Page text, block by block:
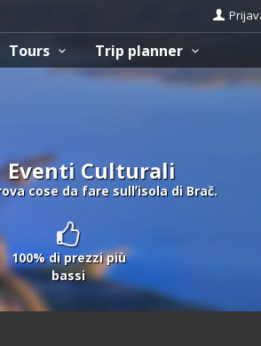
Tours Trip planner
Eventi Culturali
cose da fare sullʼisola di Brač.
100% di prezzi più
bassi